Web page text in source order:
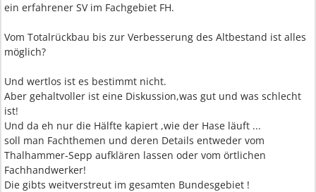
ein erfahrener SV im Fachgebiet FH.
Vom Totalrückbau bis zur Verbesserung des Altbestand ist alles
möglich?
Und wertlos ist es bestimmt nicht.
Aber gehaltvoller ist eine Diskussion,was gut und was schlecht
ist!
Und da eh nur die Hälfte kapiert ,wie der Hase läuft ...
soll man Fachthemen und deren Details entweder vom
Thalhammer-Sepp aufklären lassen oder vom örtlichen
Fachhandwerker!
Die gibts weitverstreut im gesamten Bundesgebiet !